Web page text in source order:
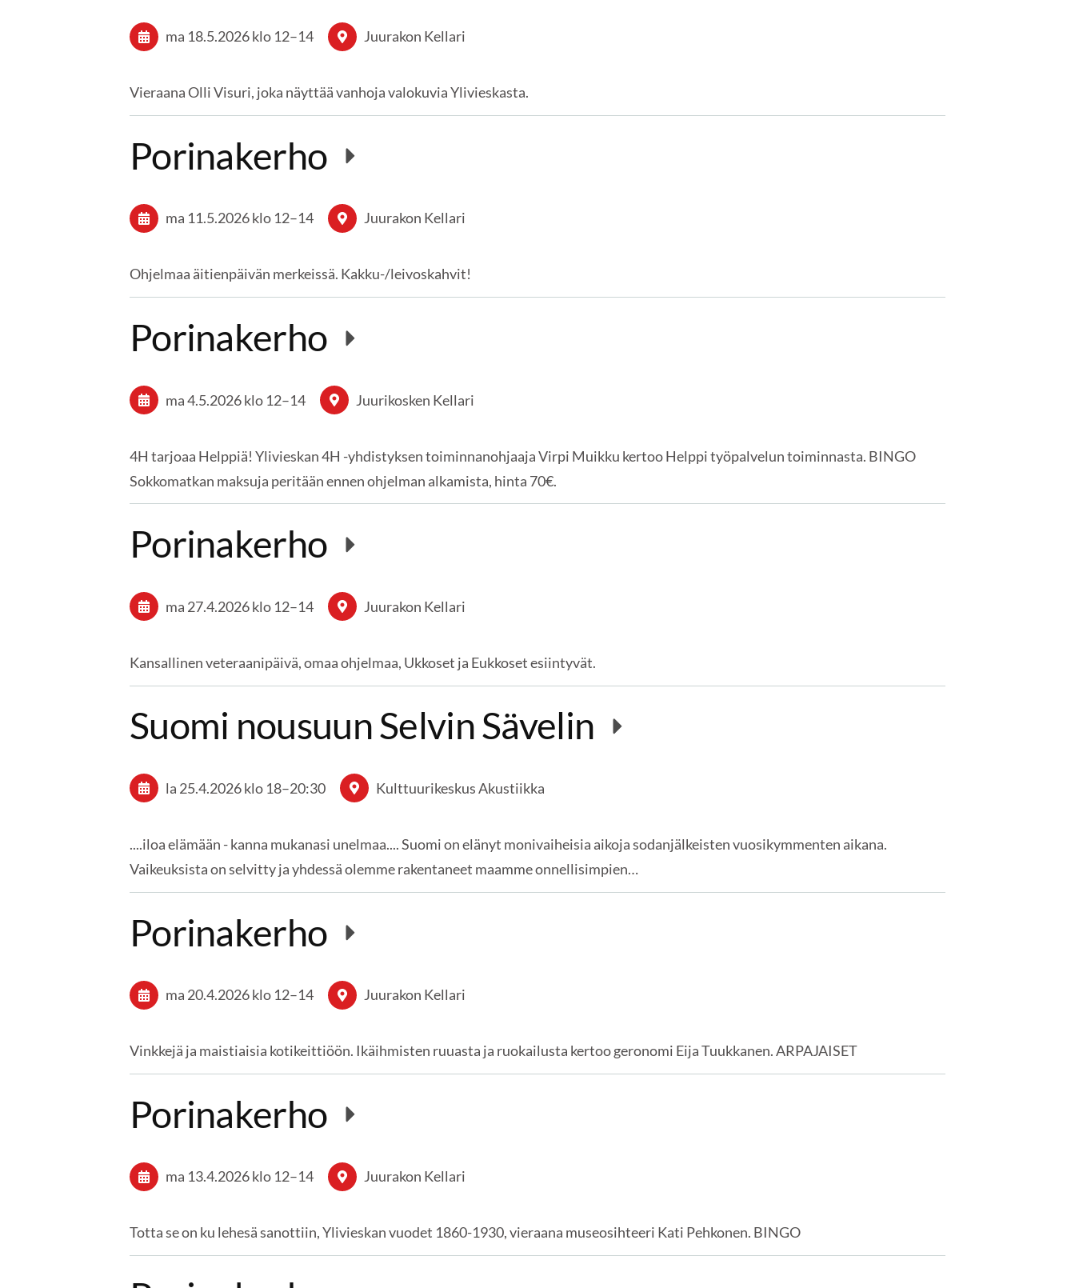
ma 18.5.2026klo 12–14 Juurakon Kellari
Vieraana Olli Visuri, joka näyttää vanhoja valokuvia Ylivieskasta.
Porinakerho
ma 11.5.2026klo 12–14 Juurakon Kellari
Ohjelmaa äitienpäivän merkeissä. Kakku-/leivoskahvit!
Porinakerho
ma 4.5.2026klo 12–14 Juurikosken Kellari
4H tarjoaa Helppiä! Ylivieskan 4H -yhdistyksen toiminnanohjaaja Virpi Muikku kertoo Helppi työpalvelun toiminnasta. BINGO
Sokkomatkan maksuja peritään ennen ohjelman alkamista, hinta 70€.
Porinakerho
ma 27.4.2026klo 12–14 Juurakon Kellari
Kansallinen veteraanipäivä, omaa ohjelmaa, Ukkoset ja Eukkoset esiintyvät.
Suomi nousuun Selvin Sävelin
la 25.4.2026klo 18–20:30 Kulttuurikeskus Akustiikka
....iloa elämään - kanna mukanasi unelmaa.... Suomi on elänyt monivaiheisia aikoja sodanjälkeisten vuosikymmenten aikana.
Vaikeuksista on selvitty ja yhdessä olemme rakentaneet maamme onnellisimpien…
Porinakerho
ma 20.4.2026klo 12–14 Juurakon Kellari
Vinkkejä ja maistiaisia kotikeittiöön. Ikäihmisten ruuasta ja ruokailusta kertoo geronomi Eija Tuukkanen. ARPAJAISET
Porinakerho
ma 13.4.2026klo 12–14 Juurakon Kellari
Totta se on ku lehesä sanottiin, Ylivieskan vuodet 1860-1930, vieraana museosihteeri Kati Pehkonen. BINGO